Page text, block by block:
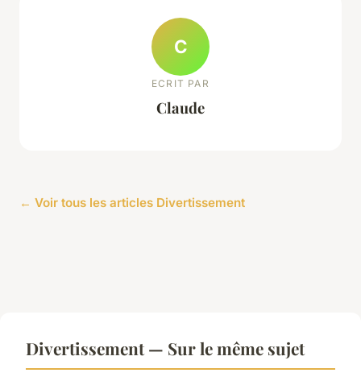
C
ECRIT PAR
Claude
← Voir tous les articles Divertissement
Divertissement — Sur le même sujet